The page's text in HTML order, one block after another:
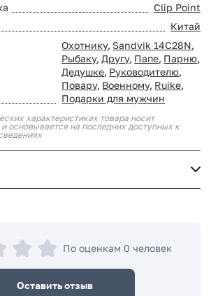
Clip Point
Китай
Охотнику, Sandvik 14C28N,
Рыбаку, Другу, Папе, Парню,
Дедушке, Руководителю,
Повару, Военному, Ruike,
Подарки для мужчин
характеристиках товара носит
основывается на последних доступных к
По оценкам 0 человек
Оставить отзыв